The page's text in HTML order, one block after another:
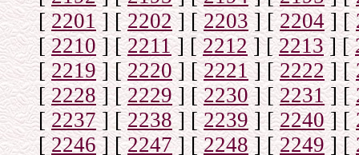
[2201] [2202] [2203] [2204] [
[2210] [2211] [2212] [2213] [
[2219] [2220] [2221] [2222] [
[2228] [2229] [2230] [2231] [
[2237] [2238] [2239 ] [2240] [
[2246] [2247] [2248] [2249] [